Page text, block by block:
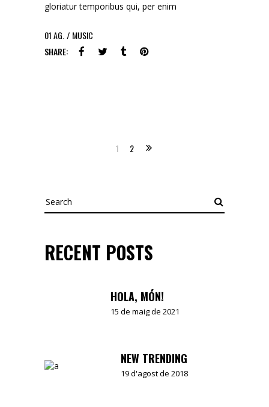
gloriatur temporibus qui, per enim
01AG.
MUSIC
SHARE:
1 2
Search
RECENT POSTS
HOLA, MÓN!
15 de maig de 2021
NEW TRENDING
19 d'agost de 2018